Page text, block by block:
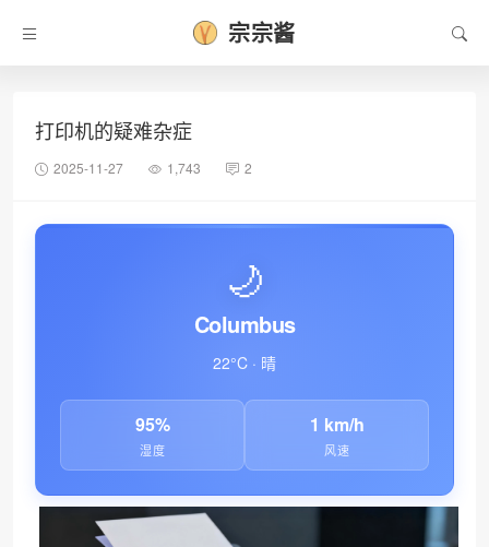
宗宗酱
打印机的疑难杂症
2025-11-27 1,743 2
🌙
Columbus
22°C · 晴
95%
湿度
1 km/h
风速